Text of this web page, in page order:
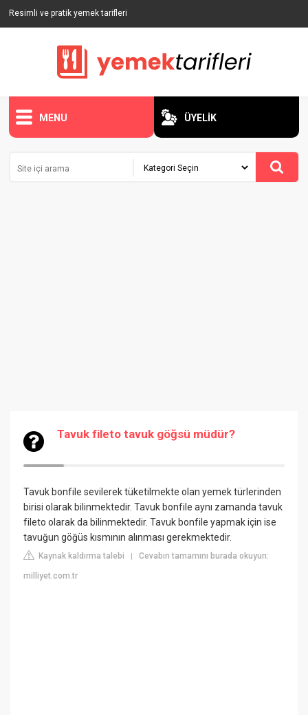
Resimli ve pratik yemek tarifleri
MENU ÜYELİK
Tavuk fileto tavuk göğsü müdür?
Tavuk bonfile sevilerek tüketilmekte olan yemek türlerinden
birisi olarak bilinmektedir. Tavuk bonfile aynı zamanda tavuk
fileto olarak da bilinmektedir. Tavuk bonfile yapmak için ise
tavuğun göğüs kısmının alınması gerekmektedir.
Kaynak kaldırma talebi |Cevabın tamamını burada okuyun:
milliyet.com.tr